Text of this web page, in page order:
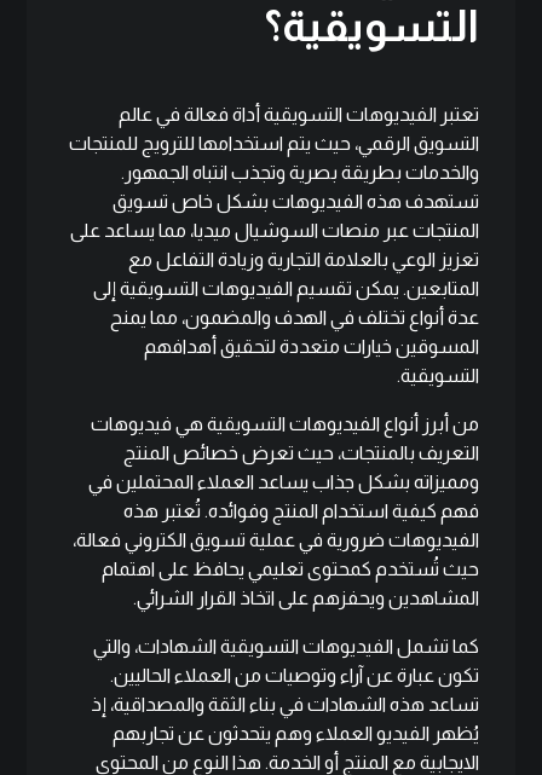
التسويقية؟
تعتبر الفيديوهات التسويقية أداة فعالة في عالم
التسويق الرقمي، حيث يتم استخدامها للترويج للمنتجات
والخدمات بطريقة بصرية وتجذب انتباه الجمهور.
تستهدف هذه الفيديوهات بشكل خاص تسويق
المنتجات عبر منصات السوشيال ميديا، مما يساعد على
تعزيز الوعي بالعلامة التجارية وزيادة التفاعل مع
المتابعين. يمكن تقسيم الفيديوهات التسويقية إلى
عدة أنواع تختلف في الهدف والمضمون، مما يمنح
المسوقين خيارات متعددة لتحقيق أهدافهم
التسويقية.
من أبرز أنواع الفيديوهات التسويقية هي فيديوهات
التعريف بالمنتجات، حيث تعرض خصائص المنتج
ومميزاته بشكل جذاب يساعد العملاء المحتملين في
فهم كيفية استخدام المنتج وفوائده. تُعتبر هذه
الفيديوهات ضرورية في عملية تسويق الكتروني فعالة،
حيث تُستخدم كمحتوى تعليمي يحافظ على اهتمام
المشاهدين ويحفزهم على اتخاذ القرار الشرائي.
كما تشمل الفيديوهات التسويقية الشهادات، والتي
تكون عبارة عن آراء وتوصيات من العملاء الحاليين.
تساعد هذه الشهادات في بناء الثقة والمصداقية، إذ
يُظهر الفيديو العملاء وهم يتحدثون عن تجاربهم
الايجابية مع المنتج أو الخدمة. هذا النوع من المحتوى